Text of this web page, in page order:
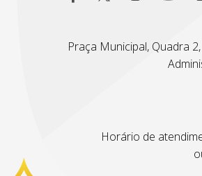
Praça Municipal, Quadra
Horário de